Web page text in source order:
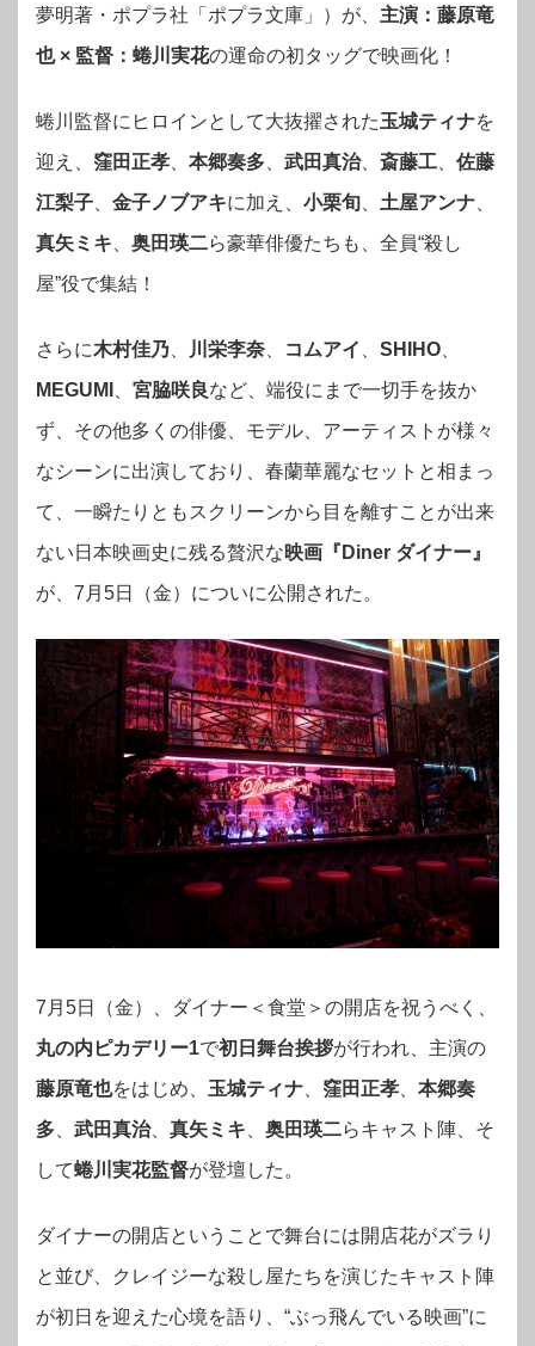
夢明著・ポプラ社「ポプラ文庫」）が、 主演：藤原竜
也 × 監督：蜷川実花の運命の初タッグで映画化！
蜷川監督にヒロインとして大抜擢された玉城ティナを
迎え、 窪田正孝 本郷奏多 武田真治、斎藤工
佐藤
江梨子
金子ノブアキに加え、 小栗旬 土屋アンナ
真矢ミキ
奥田瑛二ら豪華俳優たちも、全員“殺し
屋”役で集結！
さらに木村佳乃 川栄李奈 コムアイ SHIHO
MEGUMI
宮脇咲良など、端役にまで一切手を抜か
ず、その他多くの俳優、モデル、アーティストが様々
なシーンに出演しており、春蘭華麗なセットと相まっ
て、一瞬たりともスクリーンから目を離すことが出来
ない日本映画史に残る贅沢な映画『Diner ダイナー』
が、7月5日（金）についに公開された。
7月5日（金）、ダイナー＜食堂＞の開店を祝うべく、
丸の内ピカデリー1で初日舞台挨拶が行われ、主演の
藤原竜也をはじめ、 玉城ティナ 窪田正孝
本郷奏
多
武田真治、 真矢ミキ 奥田瑛二らキャスト陣、そ
して蜷川実花監督が登壇した。
ダイナーの開店ということで舞台には開店花がズラり
と並び、クレイジーな殺し屋たちを演じたキャスト陣
が初日を迎えた心境を語り、“ぶっ飛んでいる映画”に